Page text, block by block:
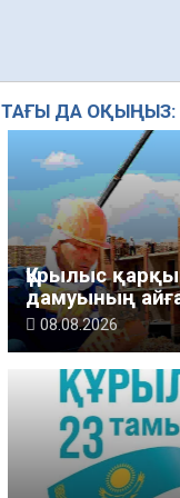
ТАҒЫ ДА ОҚЫҢЫЗ:
Құрылыс
дамуының
08.08.2026